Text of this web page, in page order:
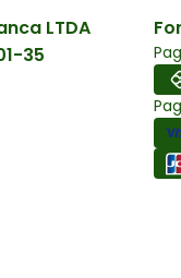
LTDA
35